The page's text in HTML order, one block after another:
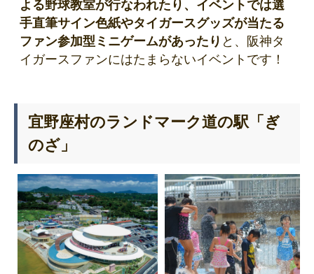
よる野球教室が行なわれたり、イベントでは選
手直筆サイン色紙やタイガースグッズが当たる
ファン参加型ミニゲームがあったり と、阪神タ
イガースファンにはたまらないイベントです！
宜野座村のランドマーク道の駅「ぎ
のざ」